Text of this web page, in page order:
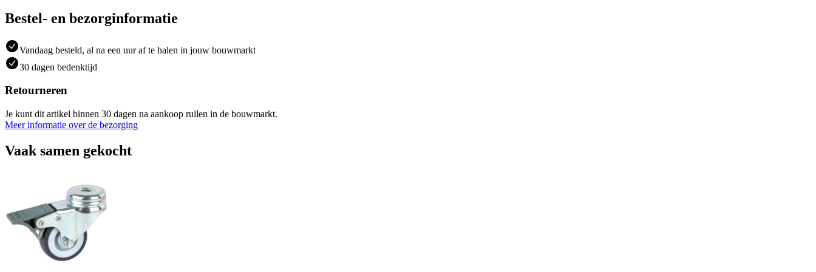
Bestel- en bezorginformatie
Vandaag besteld, al na een uur af te halen in jouw bouwmarkt
30 dagen bedenktijd
Retourneren
Je kunt dit artikel binnen 30 dagen na aankoop ruilen in de bouwmarkt.
Meer informatie over de bezorging
Vaak samen gekocht